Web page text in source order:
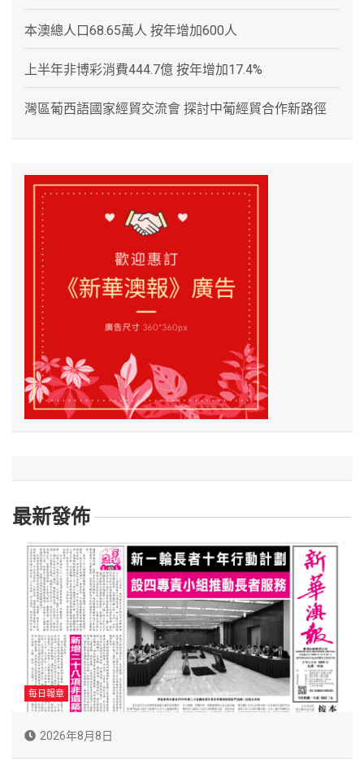
本澳總人口68.65萬人 按年增加600人
上半年非博彩消費444.7億 按年增加17.4%
灣區葡西語國家經貿交流會 探討中葡經貿合作新路徑
最新發佈
每日報章
2026年8月8日